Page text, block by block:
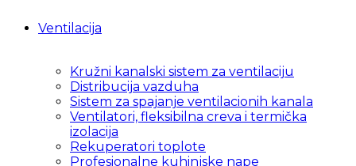
Ventilacija
Kružni kanalski sistem za ventilaciju
Distribucija vazduha
Sistem za spajanje ventilacionih kanala
Ventilatori, fleksibilna creva i termička
izolacija
Rekuperatori toplote
Profesionalne kuhinjske nape